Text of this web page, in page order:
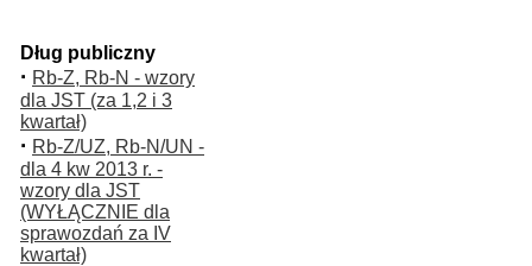
Dług publiczny
· Rb-Z, Rb-N - wzory
dla JST (za 1,2 i 3
kwartał)
· Rb-Z/UZ, Rb-N/UN -
dla 4 kw 2013 r. -
wzory dla JST
(WYŁĄCZNIE dla
sprawozdań za IV
kwartał)